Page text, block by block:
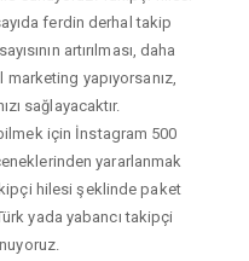
ferdin derhal takip
artırılması, daha
yapıyorsanız,
sağlayacaktır.
için İnstagram 500
yararlanmak
hilesi şeklinde paket
yada yabancı takipçi